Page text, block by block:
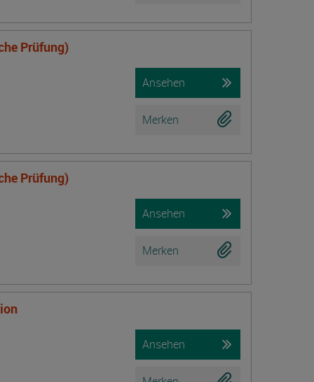
Prüfung)
Ansehen
Merken
Prüfung)
Ansehen
Merken
Ansehen